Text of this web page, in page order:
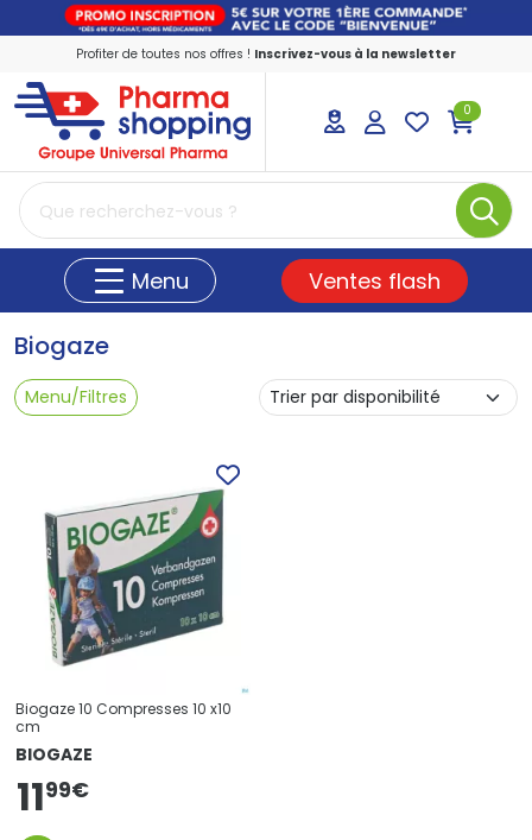
Profiter de toutes nos offres ! Inscrivez-vous à la newsletter
PharmaShopping Votre pharmacie en
0
Menu Ventes flash
Biogaze
Menu/Filtres
Biogaze 10 Compresses 10 x10
cm
BIOGAZE
1199€